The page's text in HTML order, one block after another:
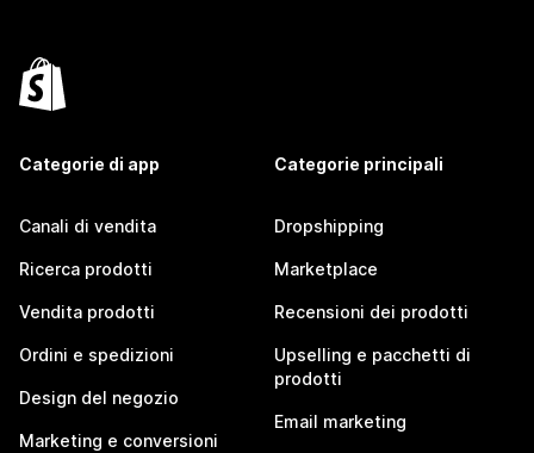
Categorie di app
Canali di vendita
Ricerca prodotti
Vendita prodotti
Ordini e spedizioni
Design del negozio
Marketing e conversioni
Categorie principali
Dropshipping
Marketplace
Recensioni dei prodotti
Upselling e pacchetti di
prodotti
Email marketing